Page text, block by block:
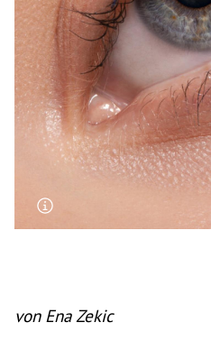
Untermenü
Untermenü
Untermenü
Untermenü
Untermenü
Untermenü
von Ena Zekic